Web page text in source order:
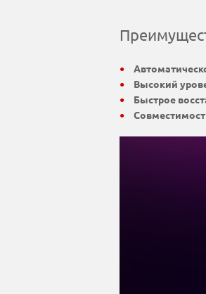
Высокий
Быстрое